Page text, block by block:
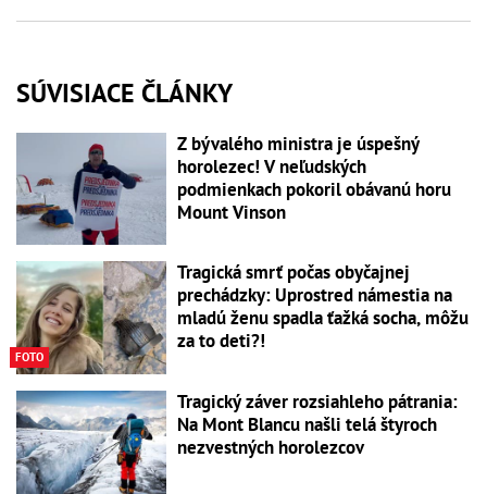
SÚVISIACE ČLÁNKY
Z bývalého ministra je úspešný
horolezec! V neľudských
podmienkach pokoril obávanú horu
Mount Vinson
FOTO
Tragická smrť počas obyčajnej
prechádzky: Uprostred námestia na
mladú ženu spadla ťažká socha, môžu
za to deti?!
Tragický záver rozsiahleho pátrania:
Na Mont Blancu našli telá štyroch
nezvestných horolezcov